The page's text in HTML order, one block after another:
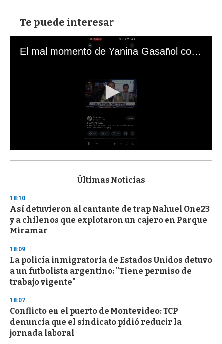
Te puede interesar
El mal momento de Yanina Gasañol con un hincha argentino en "Subrayado"
s
d
s
o
f
3
s
e
c
o
n
Últimas Noticias
18:10
Así detuvieron al cantante de trap Nahuel One23
y a chilenos que explotaron un cajero en Parque
Miramar
18:09
La policía inmigratoria de Estados Unidos detuvo
a un futbolista argentino: "Tiene permiso de
trabajo vigente"
18:07
Conflicto en el puerto de Montevideo: TCP
denuncia que el sindicato pidió reducir la
jornada laboral